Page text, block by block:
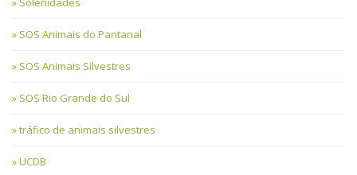
SOS Animais do Pantanal
SOS Animais Silvestres
SOS Rio Grande do Sul
tráfico de animais silvestres
UCDB